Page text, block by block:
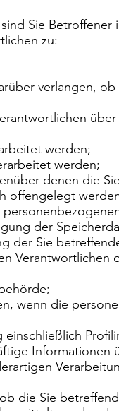
Sie Betroffener
zu:
verlangen,
werden;
werden;
denen die
offengelegt
der
der Sie
Verantwortlichen
wenn die
die Sie